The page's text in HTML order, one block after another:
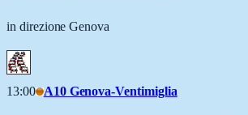
in direzione Genova
13:00 A10 Genova-Ventimiglia